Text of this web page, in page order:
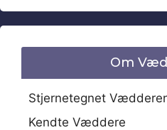
Om
Stjernetegnet
Kendte Væddere